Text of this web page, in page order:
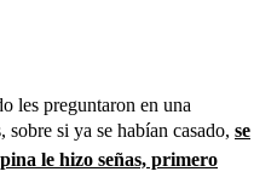
les preguntaron en una
sobre si ya se habían casado, se
le hizo señas, primero